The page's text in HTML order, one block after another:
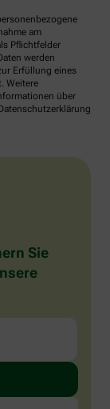
am
Pflichtfelder
werden
Erfüllung eines
Weitere
über
Sie